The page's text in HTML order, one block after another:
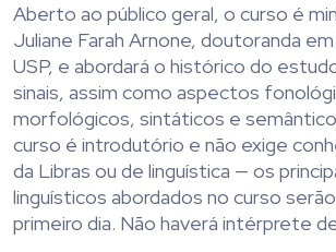
Aberto ao público geral, o curso é
Juliane Farah Arnone, doutoranda
USP, e abordará o histórico do
sinais, assim como aspectos
morfológicos, sintáticos e
curso é introdutório e não exige
da Libras ou de linguística — os
linguísticos abordados no curso
primeiro dia. Não haverá intérprete